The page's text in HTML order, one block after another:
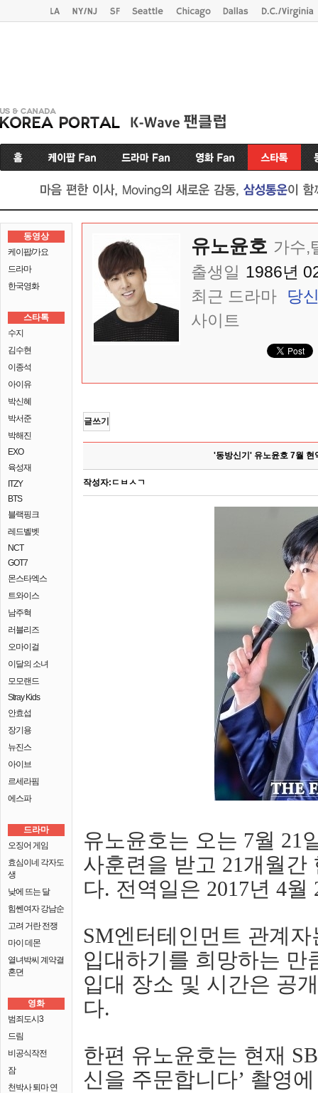
동영상
케이팝/가요
드라마
한국영화
스타톡
수지
김수현
이종석
아이유
박신혜
박서준
박해진
EXO
육성재
ITZY
BTS
블랙핑크
레드벨벳
NCT
GOT7
몬스타엑스
트와이스
남주혁
러블리즈
오마이걸
이달의 소녀
모모랜드
Stray Kids
안효섭
장기용
뉴진스
아이브
르세라핌
에스파
드라마
오징어 게임
효심이네 각자도
생
낮에 뜨는 달
힘쎈여자 강남순
고려 거란 전쟁
마이 데몬
열녀박씨 계약결
혼뎐
영화
범죄도시3
드림
비공식작전
잠
천박사 퇴마 연
유노윤호 가수,
출생일 1986년
최근 드라마
당
사이트
글쓰기
'동방신기' 유노윤호 7월 현
작성자: ㄷㅂㅅㄱ
유노윤호는 오는 7월 21
사훈련을 받고 21개월
다. 전역일은 2017년 4월
SM엔터테인먼트 관계
입대하기를 희망하는 만
입대 장소 및 시간은 공
다.
한편 유노윤호는 현재
신을 주문합니다’ 촬영